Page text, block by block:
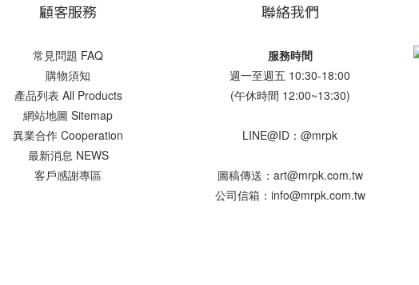
顧客服務
常見問題 FAQ
購物須知
產品列表 All Products
網站地圖 Sitemap
異業合作 Cooperation
最新消息 NEWS
客戶感謝專區
聯絡我們
服務時間
週一至週五 10:30-18:00
(午休時間 12:00~13:30)
LINE@ID：@mrpk
圖稿傳送：art@mrpk.com.tw
公司信箱：info@mrpk.com.tw